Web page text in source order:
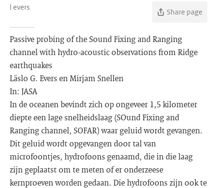
l evers
Share page
Passive probing of the Sound Fixing and Ranging
channel with hydro-acoustic observations from Ridge
earthquakes
Läslo G. Evers en Mirjam Snellen
In: JASA
In de oceanen bevindt zich op ongeveer 1,5 kilometer
diepte een lage snelheidslaag (SOund Fixing and
Ranging channel, SOFAR) waar geluid wordt gevangen.
Dit geluid wordt opgevangen door tal van
microfoontjes, hydrofoons genaamd, die in die laag
zijn geplaatst om te meten of er onderzeese
kernproeven worden gedaan. Die hydrofoons zijn ook te